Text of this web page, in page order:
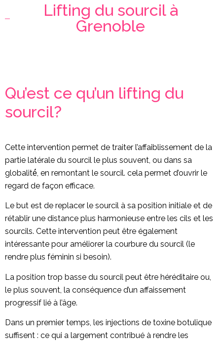
Lifting du sourcil à
Grenoble
Qu’est ce qu’un lifting du
sourcil?
Cette intervention permet de traiter l’affaiblissement de la
partie latérale du sourcil le plus souvent, ou dans sa
globalité́, en remontant le sourcil. cela permet d’ouvrir le
regard de façon efficace.
Le but est de replacer le sourcil à sa position initiale et de
rétablir une distance plus harmonieuse entre les cils et les
sourcils. Cette intervention peut être également
intéressante pour améliorer la courbure du sourcil (le
rendre plus féminin si besoin).
La position trop basse du sourcil peut être héréditaire ou,
le plus souvent, la conséquence d’un affaissement
progressif lié à l’âge.
Dans un premier temps, les injections de toxine botulique
suffisent : ce qui a largement contribué à rendre les